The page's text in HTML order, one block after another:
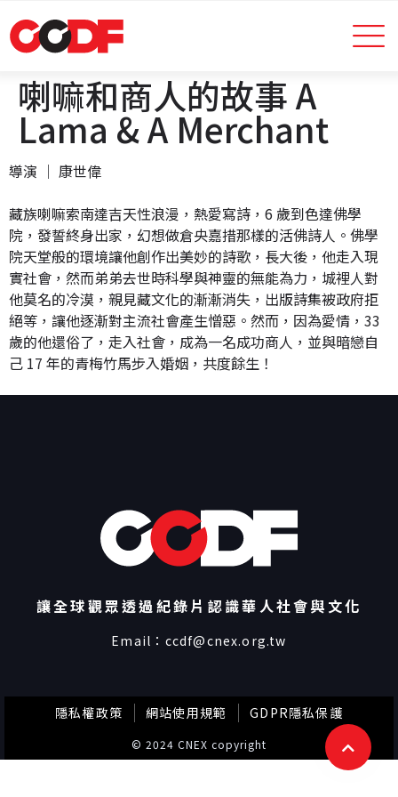
喇嘛和商人的故事 A
Lama & A Merchant
導演 │ 康世偉
藏族喇嘛索南達吉天性浪漫，熱愛寫詩，6 歲到色達佛學
院，發誓終身出家，幻想做倉央嘉措那樣的活佛詩人。佛學
院天堂般的環境讓他創作出美妙的詩歌，長大後，他走入現
實社會，然而弟弟去世時科學與神靈的無能為力，城裡人對
他莫名的冷漠，親見藏文化的漸漸消失，出版詩集被政府拒
絕等，讓他逐漸對主流社會產生憎惡。然而，因為愛情，33
歲的他還俗了，走入社會，成為一名成功商人，並與暗戀自
己 17 年的青梅竹馬步入婚姻，共度餘生！
讓全球觀眾透過紀錄片認識華人社會與文化
Email： ccdf@cnex.org.tw
© 2024 CNEX copyright
隱私權政策 網站使用規範 GDPR隱私保護